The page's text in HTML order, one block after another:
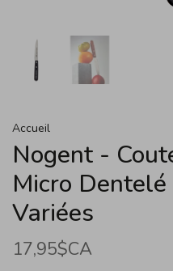
Accueil
Nogent -
Micro
Variées
17,95$CA